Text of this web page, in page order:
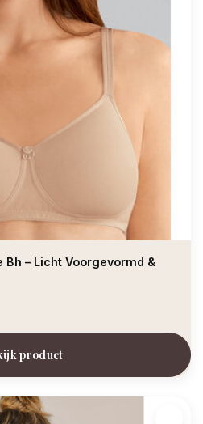
Bh – Licht Voorgevormd &
product